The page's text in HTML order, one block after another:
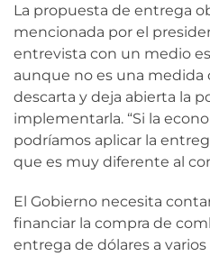
La propuesta de entrega
mencionada por el
entrevista con un medio
aunque no es una medida
descarta y deja abierta la
implementarla. “Si la
podríamos aplicar la
que es muy diferente al
El Gobierno necesita
financiar la compra de
entrega de dólares a